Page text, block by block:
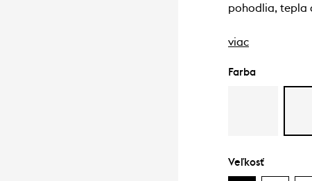
pohodlia, tepla
viac
Farba
Veľkosť